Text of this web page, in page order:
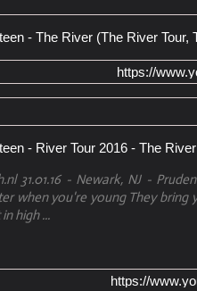
https://
31.01.16 - Newark, NJ -
when you're young They
high ...
https://